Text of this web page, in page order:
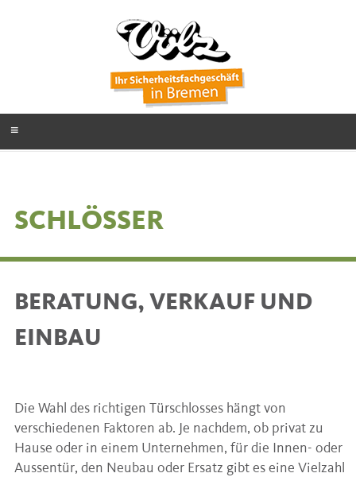
SCHLÖSSER
BERATUNG, VERKAUF UND
EINBAU
Die Wahl des richtigen Türschlosses hängt von
verschiedenen Faktoren ab. Je nachdem, ob privat zu
Hause oder in einem Unternehmen, für die Innen- oder
Aussentür, den Neubau oder Ersatz gibt es eine Vielzahl